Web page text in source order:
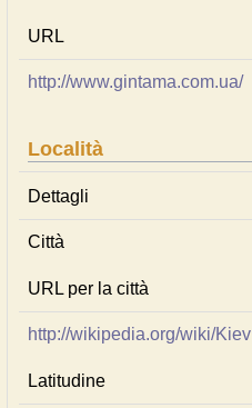
URL
http://www.gintama.com.ua/
Località
Dettagli
Città
URL per la città
http://wikipedia.org/wiki/Kiev
Latitudine